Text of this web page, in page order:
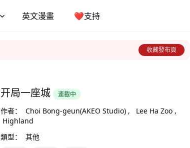
英文漫畫 ❤️支持
收藏發布頁
开局一座城 連載中
作者： Choi Bong-geun(AKEO Studio) ,
Lee Ha Zoo ,
Highland
類型：
其他